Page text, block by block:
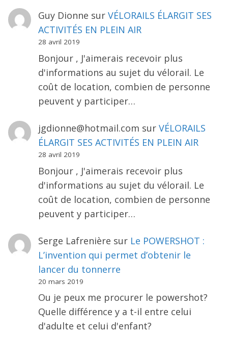
Guy Dionne sur VÉLORAILS ÉLARGIT SES
ACTIVITÉS EN PLEIN AIR
28 avril 2019
Bonjour , J'aimerais recevoir plus
d'informations au sujet du vélorail. Le
coût de location, combien de personne
peuvent y participer…
jgdionne@hotmail.com sur VÉLORAILS
ÉLARGIT SES ACTIVITÉS EN PLEIN AIR
28 avril 2019
Bonjour , J'aimerais recevoir plus
d'informations au sujet du vélorail. Le
coût de location, combien de personne
peuvent y participer…
Serge Lafrenière sur Le POWERSHOT :
L’invention qui permet d’obtenir le
lancer du tonnerre
20 mars 2019
Ou je peux me procurer le powershot?
Quelle différence y a t-il entre celui
d'adulte et celui d'enfant?